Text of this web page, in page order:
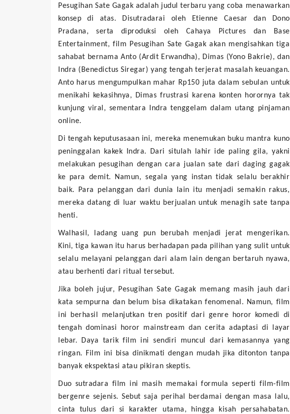
Pesugihan Sate Gagak adalah judul terbaru yang coba menawarkan
konsep di atas. Disutradarai oleh Etienne Caesar dan Dono
Pradana, serta diproduksi oleh Cahaya Pictures dan Base
Entertainment, film Pesugihan Sate Gagak akan mengisahkan tiga
sahabat bernama Anto (Ardit Erwandha), Dimas (Yono Bakrie), dan
Indra (Benedictus Siregar) yang tengah terjerat masalah keuangan.
Anto harus mengumpulkan mahar Rp150 juta dalam sebulan untuk
menikahi kekasihnya, Dimas frustrasi karena konten horornya tak
kunjung viral, sementara Indra tenggelam dalam utang pinjaman
online.
Di tengah keputusasaan ini, mereka menemukan buku mantra kuno
peninggalan kakek Indra. Dari situlah lahir ide paling gila, yakni
melakukan pesugihan dengan cara jualan sate dari daging gagak
ke para demit. Namun, segala yang instan tidak selalu berakhir
baik. Para pelanggan dari dunia lain itu menjadi semakin rakus,
mereka datang di luar waktu berjualan untuk menagih sate tanpa
henti.
Walhasil, ladang uang pun berubah menjadi jerat mengerikan.
Kini, tiga kawan itu harus berhadapan pada pilihan yang sulit untuk
selalu melayani pelanggan dari alam lain dengan bertaruh nyawa,
atau berhenti dari ritual tersebut.
Jika boleh jujur, Pesugihan Sate Gagak memang masih jauh dari
kata sempurna dan belum bisa dikatakan fenomenal. Namun, film
ini berhasil melanjutkan tren positif dari genre horor komedi di
tengah dominasi horor mainstream dan cerita adaptasi di layar
lebar. Daya tarik film ini sendiri muncul dari kemasannya yang
ringan. Film ini bisa dinikmati dengan mudah jika ditonton tanpa
banyak ekspektasi atau pikiran skeptis.
Duo sutradara film ini masih memakai formula seperti film-film
bergenre sejenis. Sebut saja perihal berdamai dengan masa lalu,
cinta tulus dari si karakter utama, hingga kisah persahabatan.